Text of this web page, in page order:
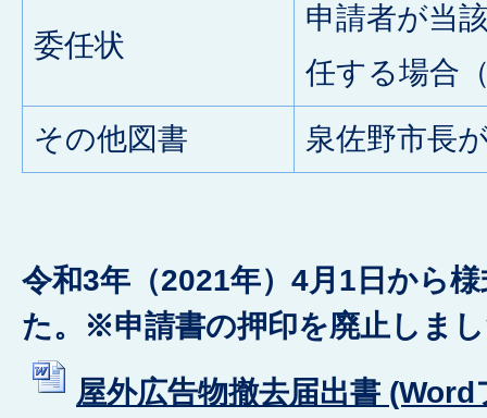
委任状
申請者が当
任する場合
その他図書
泉佐野市長
令和3年（2021年）4月1日から
た。※申請書の押印を廃止しま
屋外広告物撤去届出書